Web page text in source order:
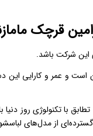
این شرکت باشد.
و عمر و کارایی این
با تکنولوژی روز
از مدل‌های